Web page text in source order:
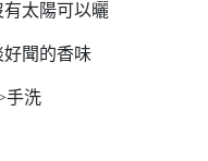
太陽可以曬
聞的香味
手洗